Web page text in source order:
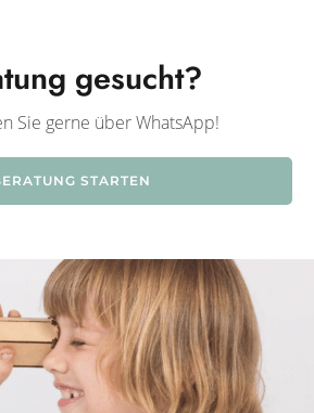
gesucht?
Sie gerne über WhatsApp!
STARTEN